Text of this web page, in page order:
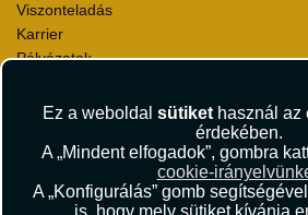
Ez a weboldal sütikethasznál az
érdekében.
A „Mindent elfogadok”, gombra
cookie-
A „Konfigurálás” gomb
is, hogy mely sütiket kívánja
Viszonteladás
Karrier
Pályázatok
Környezettudatosság
Utazási Csomag Szerződési Feltételek
Útlemondás-biztosítás Szerződési
Utasbiztosítás Szerződési Feltételek